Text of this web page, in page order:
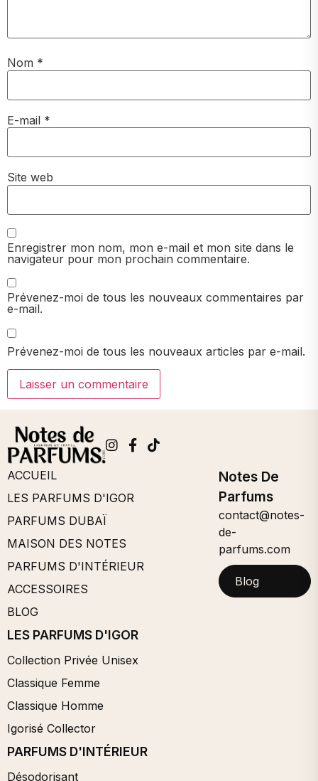
Nom *
E-mail *
Site web
Enregistrer mon nom, mon e-mail et mon site dans le
navigateur pour mon prochain commentaire.
Prévenez-moi de tous les nouveaux commentaires par
e-mail.
Prévenez-moi de tous les nouveaux articles par e-mail.
ACCUEIL
LES PARFUMS D'IGOR
PARFUMS DUBAÏ
MAISON DES NOTES
PARFUMS D'INTÉRIEUR
ACCESSOIRES
BLOG
LES PARFUMS D'IGOR
Collection Privée Unisex
Classique Femme
Classique Homme
Igorisé Collector
PARFUMS D'INTÉRIEUR
Désodorisant
Notes De
Parfums
contact@notes-
de-
parfums.com
Blog